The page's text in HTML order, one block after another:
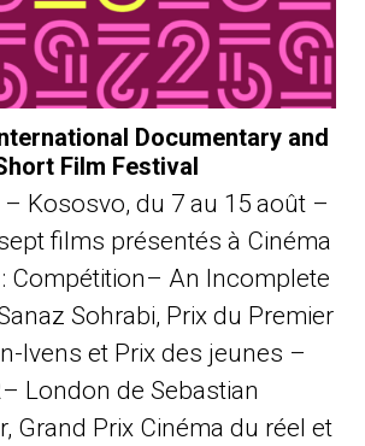
Documentary and
Film Festival
Kososvo, du 7 au 15 août –
films présentés à Cinéma
Compétition– An Incomplete
Sohrabi, Prix du Premier
Ivens et Prix des jeunes –
London de Sebastian
Grand Prix Cinéma du réel et